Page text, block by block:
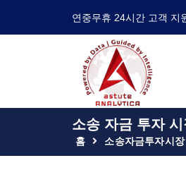
연중무휴 24시간 고객 지
소송 자금 투자
홈 소송자금투자시장